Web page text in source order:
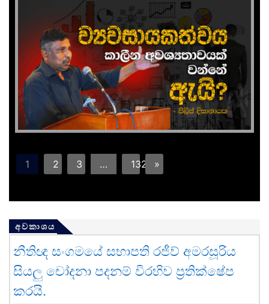
1 2 3 … 132 »
අවකාශය
නීතිඥ සංගමයේ සභාපති රජීව් අමරසූරිය
සියලු චෝදනා පදනම් විරහිව ප්‍රතික්ෂේප
කරයි.